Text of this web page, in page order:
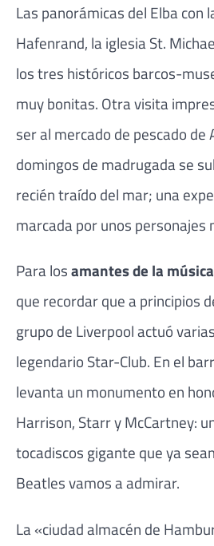
Las panorámicas del Elba con
Hafenrand, la iglesia St.
los tres históricos barcos-
muy bonitas. Otra visita
ser al mercado de pescado de
domingos de madrugada se
recién traído del mar; una
marcada por unos personajes
Para losamantes de la
que recordar que a principios
grupo de Liverpool actuó
legendario Star-Club. En el
levanta un monumento en
Harrison, Starr y McCartney:
tocadiscos gigante que ya
Beatles vamos a admirar.
La «ciudad almacén de